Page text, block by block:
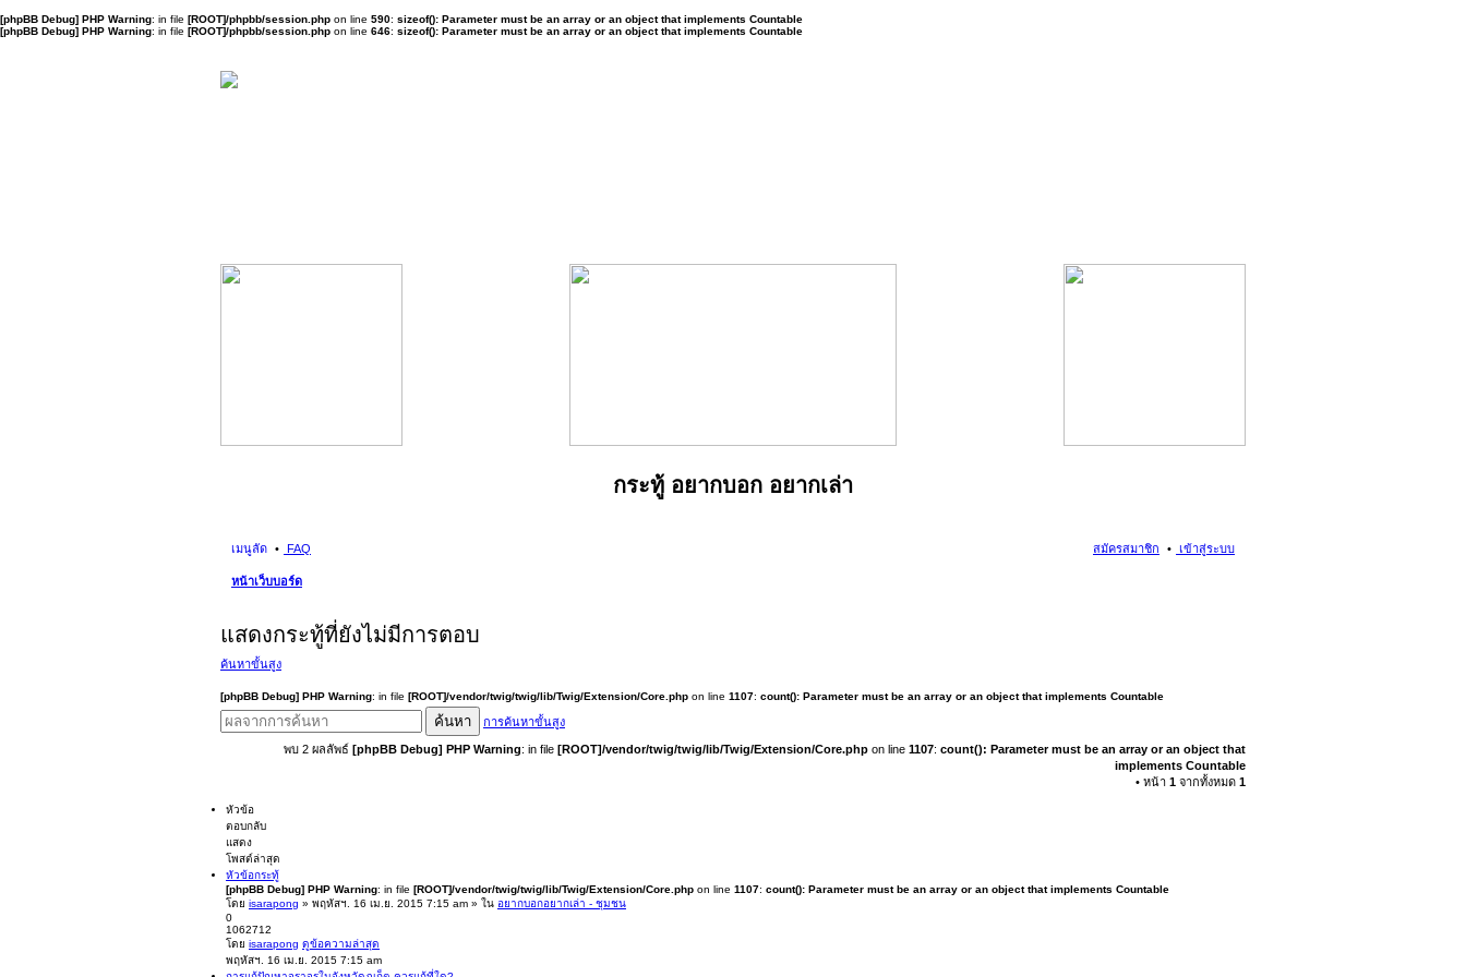
[phpBB Debug] PHP Warning: in file [ROOT]/phpbb/session.php on line 590: sizeof(): Parameter must be an array or an object that implements Countable
[phpBB Debug] PHP Warning: in file [ROOT]/phpbb/session.php on line 646: sizeof(): Parameter must be an array or an object that implements Countable
กระทู้ อยากบอก อยากเล่า
เมนูลัด FAQ เข้าสู่ระบบ
สมัครสมาชิก
หน้าเว็บบอร์ด
แสดงกระทู้ที่ยังไม่มีการตอบ
ค้นหาขั้นสูง
[phpBB Debug] PHP Warning: in file [ROOT]/vendor/twig/twig/lib/Twig/Extension/Core.php on line 1107: count(): Parameter must be an array or an object that implements Countable
ค้นหา การค้นหาขั้นสูง
พบ 2 ผลลัพธ์ [phpBB Debug] PHP Warning: in file [ROOT]/vendor/twig/twig/lib/Twig/Extension/Core.php on line 1107: count(): Parameter must be an array or an object that
implements Countable
• หน้า 1 จากทั้งหมด 1
หัวข้อ
ตอบกลับ
แสดง
โพสต์ล่าสุด
หัวข้อกระทู้
[phpBB Debug] PHP Warning: in file [ROOT]/vendor/twig/twig/lib/Twig/Extension/Core.php on line 1107: count(): Parameter must be an array or an object that implements Countable
โดย isarapong » พฤหัสฯ. 16 เม.ย. 2015 7:15 am » ใน อยากบอกอยากเล่า - ชุมชน
0
1062712
โดย isarapong ดูข้อความล่าสุด
พฤหัสฯ. 16 เม.ย. 2015 7:15 am